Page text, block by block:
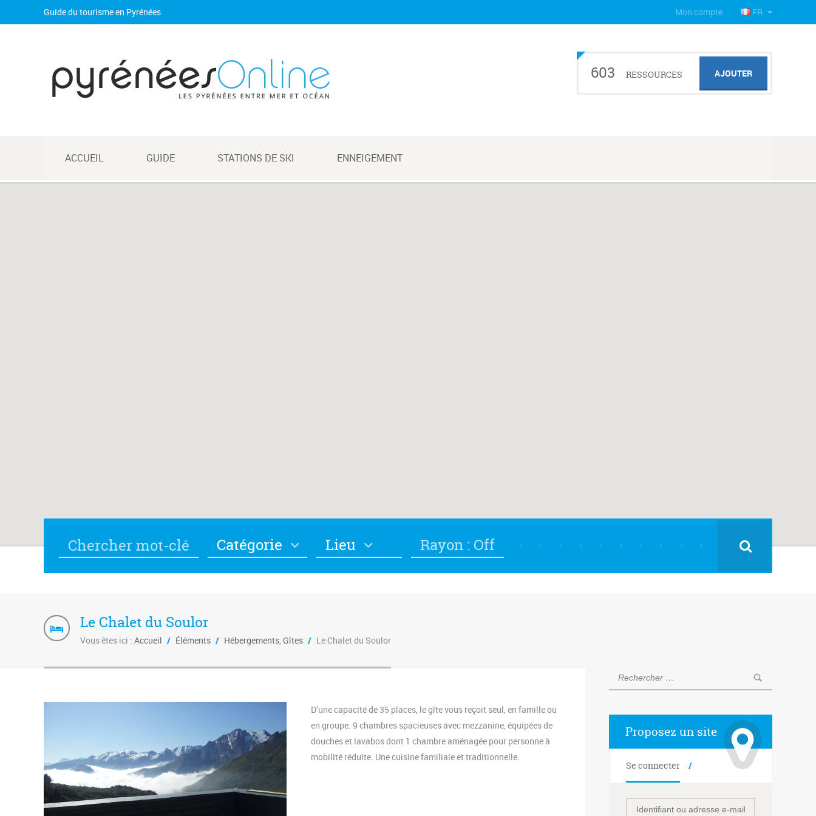
Guide du tourisme en Pyrénées FR
Mon compte
603 RESSOURCES AJOUTER
ACCUEIL GUIDE STATIONS DE SKI ENNEIGEMENT
Catégorie Lieu Rayon : Off
Le Chalet du Soulor
Vous êtes ici : Accueil / Éléments / Hébergements, Gîtes / Le Chalet du Soulor
D’une capacité de 35 places, le gîte vous reçoit seul, en famille ou
en groupe. 9 chambres spacieuses avec mezzanine, équipées de
douches et lavabos dont 1 chambre aménagée pour personne à
mobilité réduite. Une cuisine familiale et traditionnelle.
Proposez un site
Se connecter